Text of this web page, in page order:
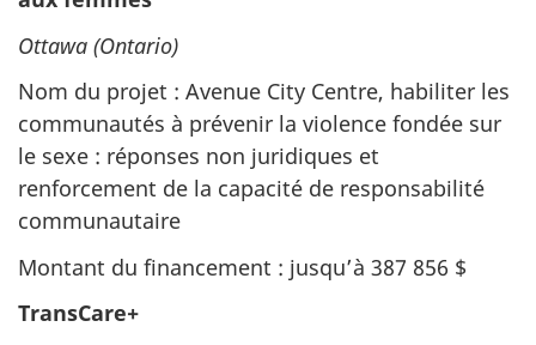
Ottawa (Ontario)
Nom du projet : Avenue City Centre, habiliter les
communautés à prévenir la violence fondée sur
le sexe : réponses non juridiques et
renforcement de la capacité de responsabilité
communautaire
Montant du financement : jusqu’à 387 856 $
TransCare+